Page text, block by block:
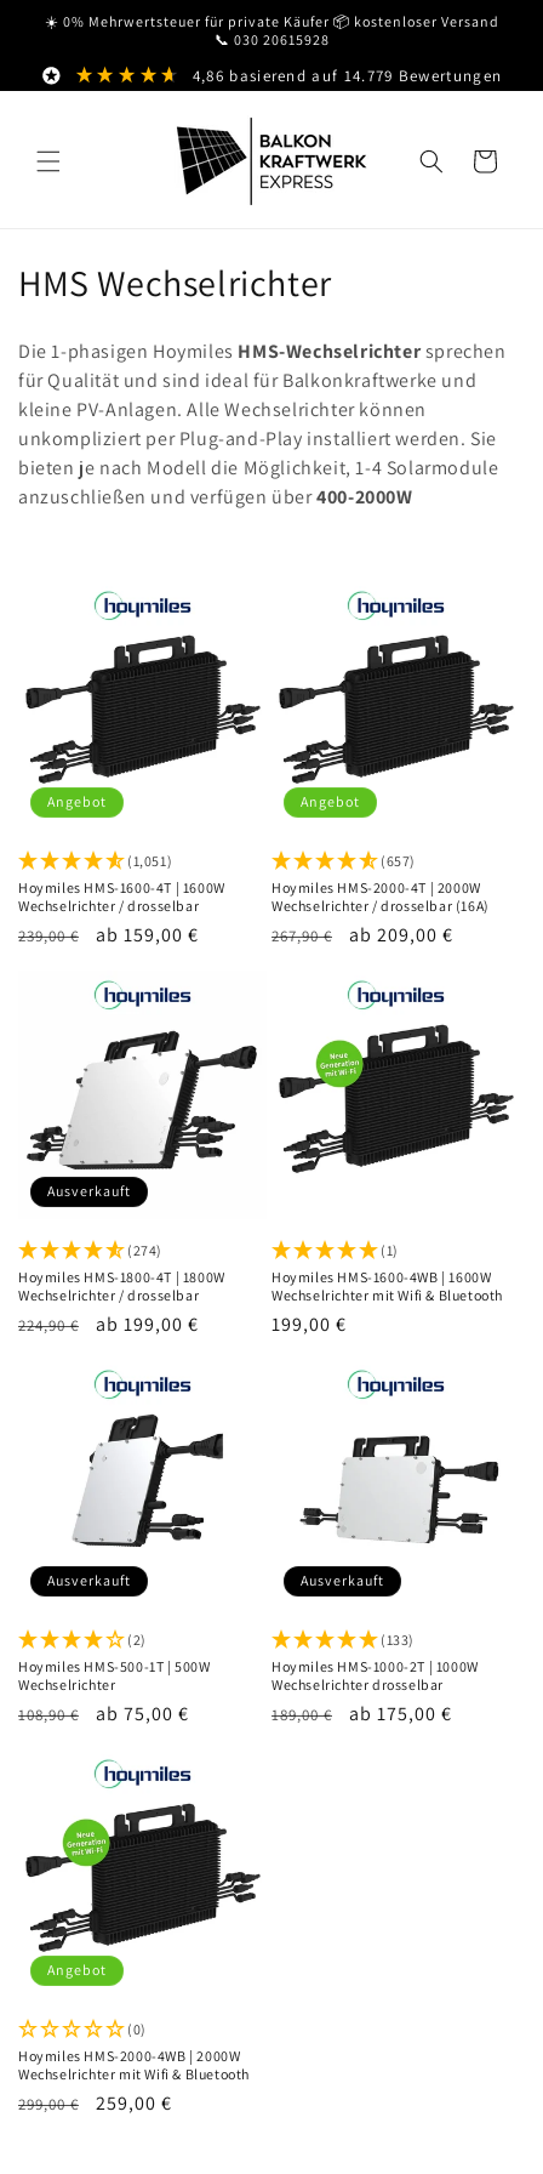
zum
☀️ 0% Mehrwertsteuer für private Käufer 📦 kostenloser Versand
📞 030 20615928
4,86 basierend auf 14.779 Bewertungen
Warenkorb
K
t
e
g
o
:
HMS Wechselrichter
Die 1-phasigen Hoymiles HMS-Wechselrichtersprechen
für Qualität und sind ideal für Balkonkraftwerke und
kleine PV-Anlagen. Alle Wechselrichter können
unkompliziert per Plug-and-Play installiert werden. Sie
bieten je nach Modell die Möglichkeit, 1-4 Solarmodule
anzuschließen und verfügen über400-2000W
Angebot
(1,051)
Hoymiles HMS-1600-4T | 1600W
Wechselrichter / drosselbar
Normaler
239,00 € Verkaufspreis
ab 159,00 €
Angebot
(657)
Hoymiles HMS-2000-4T | 2000W
Wechselrichter / drosselbar (16A)
Normaler
267,90 € Verkaufspreis
ab 209,00 €
Ausverkauft
(274)
Hoymiles HMS-1800-4T | 1800W
Wechselrichter / drosselbar
Normaler
224,90 € Verkaufspreis
ab 199,00 €
(1)
Hoymiles HMS-1600-4WB | 1600W
Wechselrichter mit Wifi & Bluetooth
Normaler
199,00 €
Ausverkauft
(2)
Hoymiles HMS-500-1T | 500W
Wechselrichter
Normaler
108,90 € Verkaufspreis
ab 75,00 €
Ausverkauft
(133)
Hoymiles HMS-1000-2T | 1000W
Wechselrichter drosselbar
Normaler
189,00 € Verkaufspreis
ab 175,00 €
Angebot
(0)
Hoymiles HMS-2000-4WB | 2000W
Wechselrichter mit Wifi & Bluetooth
Normaler
299,00 € Verkaufspreis
259,00 €